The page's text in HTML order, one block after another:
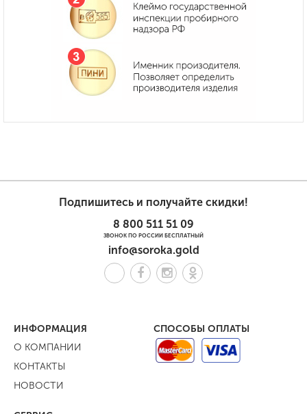
Подпишитесь и получайте скидки!
8 800 511 51 09
ЗВОНОК ПО РОССИИ БЕСПЛАТНЫЙ
info@soroka.gold
ИНФОРМАЦИЯ
О КОМПАНИИ
КОНТАКТЫ
НОВОСТИ
СПОСОБЫ ОПЛАТЫ